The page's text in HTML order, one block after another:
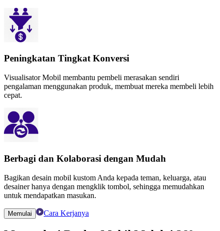
Peningkatan Tingkat Konversi
Visualisator Mobil membantu pembeli merasakan sendiri
pengalaman menggunakan produk, membuat mereka membeli lebih
cepat.
Berbagi dan Kolaborasi dengan Mudah
Bagikan desain mobil kustom Anda kepada teman, keluarga, atau
desainer hanya dengan mengklik tombol, sehingga memudahkan
untuk mendapatkan masukan.
Memulai Cara Kerjanya